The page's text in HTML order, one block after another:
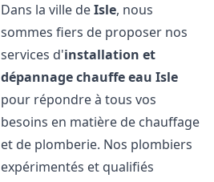
Dans la ville deIsle, nous
sommes fiers de proposer nos
services d'installation et
dépannage chauffe eau Isle
pour répondre à tous vos
besoins en matière de chauffage
et de plomberie. Nos plombiers
expérimentés et qualifiés